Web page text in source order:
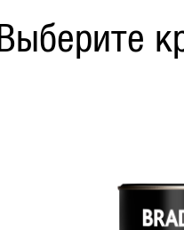
Выберите